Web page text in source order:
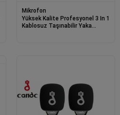
Mikrofon
Yüksek Kalite Profesyonel 3 In 1
Kablosuz Taşınabilir Yaka